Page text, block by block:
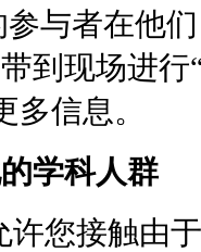
与者在他
到现场进
多信息。
学科人群
许您接触由